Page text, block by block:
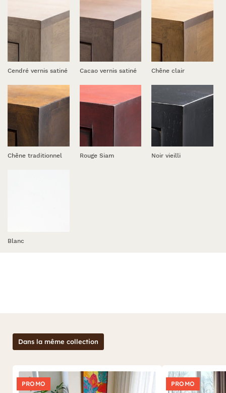
Cendré vernis satiné Cacao vernis satiné Chêne clair
Chêne traditionnel Rouge Siam Noir vieilli
Blanc
Dans la même collection
PROMO PROMO